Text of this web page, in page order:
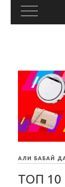
content
АЛИ БАБАЙ
ТОП